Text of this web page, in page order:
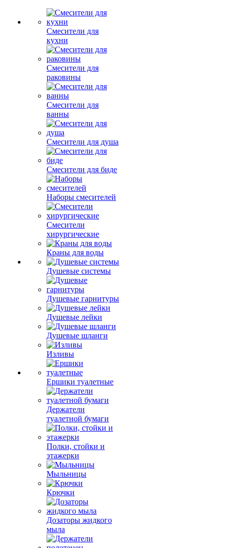
Смесители для
кухни
Смесители для
раковины
Смесители для
ванны
Смесители для душа
Смесители для биде
Наборы смесителей
Смесители
хирургические
Краны для воды
Душевые системы
Душевые гарнитуры
Душевые лейки
Душевые шланги
Изливы
Ершики туалетные
Держатели
туалетной бумаги
Полки, стойки и
этажерки
Мыльницы
Крючки
Дозаторы жидкого
мыла